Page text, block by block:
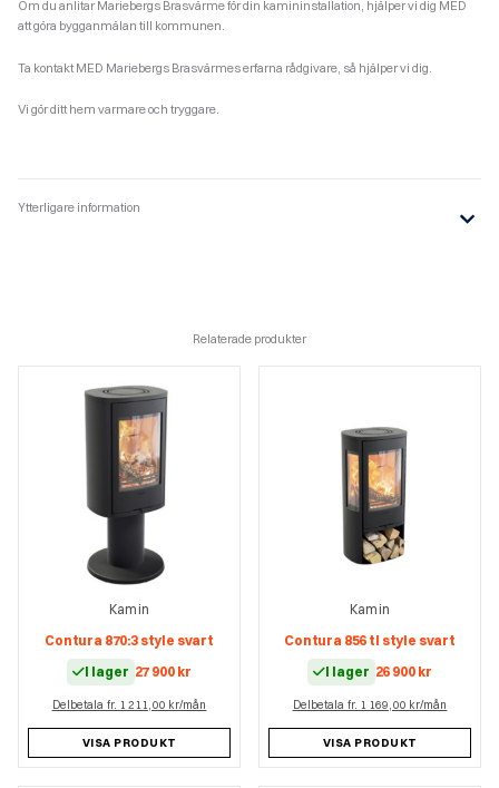
Om du anlitar Mariebergs Brasvärme för din kamininstallation, hjälper vi dig MED
att göra bygganmälan till kommunen.
Ta kontakt MED Mariebergs Brasvärmes erfarna rådgivare, så hjälper vi dig.
Vi gör ditt hem varmare och tryggare.
Ytterligare information
Relaterade produkter
Kamin
Contura 870:3 style svart
I lager 27 900 kr
Delbetala fr. 1 211,00 kr/mån
VISA PRODUKT
Kamin
Contura 856 tl style svart
I lager 26 900 kr
Delbetala fr. 1 169,00 kr/mån
VISA PRODUKT